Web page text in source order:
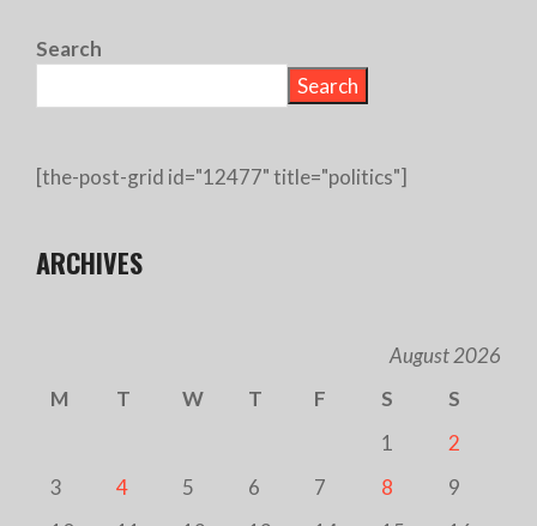
Search
Search
[the-post-grid id="12477" title="politics"]
ARCHIVES
August 2026
M
T W T F S
S
1
2
3
4 5 6 7 8
9